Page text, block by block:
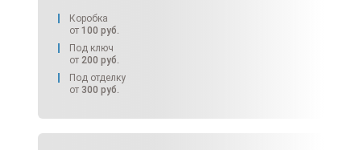
Коробка
от 100 руб.
Под ключ
от 200 руб.
Под отделку
от 300 руб.